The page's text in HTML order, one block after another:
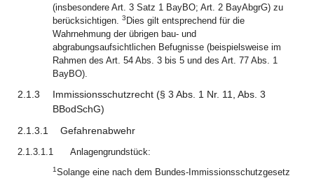
(insbesondere Art. 3 Satz 1 BayBO; Art. 2 BayAbgrG) zu
berücksichtigen. 3 Dies gilt entsprechend für die
Wahrnehmung der übrigen bau- und
abgrabungsaufsichtlichen Befugnisse (beispielsweise im
Rahmen des Art. 54 Abs. 3 bis 5 und des Art. 77 Abs. 1
BayBO).
2.1.3
Immissionsschutzrecht (§ 3 Abs. 1 Nr. 11, Abs. 3
BBodSchG)
2.1.3.1
Gefahrenabwehr
2.1.3.1.1 Anlagengrundstück:
1Solange eine nach dem Bundes-Immissionsschutzgesetz